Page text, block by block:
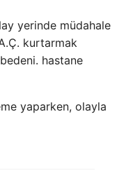
yerinde müdahale
kurtarmak
hastane
yaparken, olayla